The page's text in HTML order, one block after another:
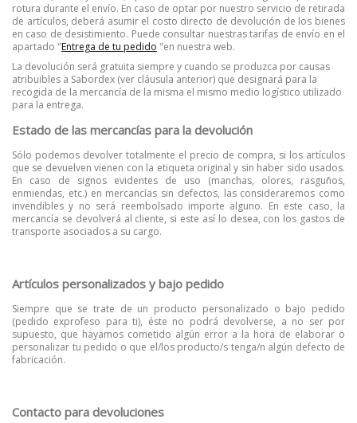
rotura durante el envío. En caso de optar por nuestro servicio de retirada
de artículos, deberá asumir el costo directo de devolución de los bienes
en caso de desistimiento. Puede consultar nuestras tarifas de envío en el
apartado "Entrega de tu pedido "en nuestra web.
La devolución será gratuita siempre y cuando se produzca por causas
atribuibles a Sabordex (ver cláusula anterior) que designará para la
recogida de la mercancía de la misma el mismo medio logístico utilizado
para la entrega.
Estado de las mercancías para la devolución
Sólo podemos devolver totalmente el precio de compra, si los artículos
que se devuelven vienen con la etiqueta original y sin haber sido usados.
En caso de signos evidentes de uso (manchas, olores, rasguños,
enmiendas, etc.) en mercancías sin defectos, las consideraremos como
invendibles y no será reembolsado importe alguno. En este caso, la
mercancía se devolverá al cliente, si este así lo desea, con los gastos de
transporte asociados a su cargo.
Artículos personalizados y bajo pedido
Siempre que se trate de un producto personalizado o bajo pedido
(pedido exprofeso para ti), éste no podrá devolverse, a no ser por
supuesto, que hayamos cometido algún error a la hora de elaborar o
personalizar tu pedido o que el/los producto/s tenga/n algún defecto de
fabricación.
Contacto para devoluciones